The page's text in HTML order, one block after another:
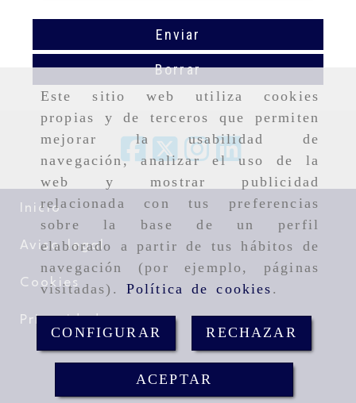
Este sitio web utiliza cookies
propias y de terceros que permiten
mejorar la usabilidad de
navegación, analizar el uso de la
web y mostrar publicidad
relacionada con tus preferencias
sobre la base de un perfil
elaborado a partir de tus hábitos de
navegación (por ejemplo, páginas
visitadas). Política de cookies .
CONFIGURAR RECHAZAR
ACEPTAR
Enviar
Borrar
Inicio
Aviso legal
Cookies
Privacidad